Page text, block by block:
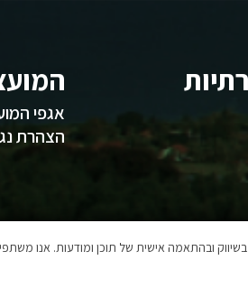
אגפי
הצהרת
ובהתאמה אישית של תוכן ומודעות. אנו